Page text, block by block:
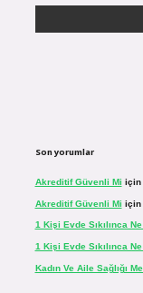
Son yorumlar
Akreditif Güvenli Mi için
Akreditif Güvenli Mi için
1 Kişi Evde Sıkılınca
1 Kişi Evde Sıkılınca
Kadın Ve Aile Sağlığı